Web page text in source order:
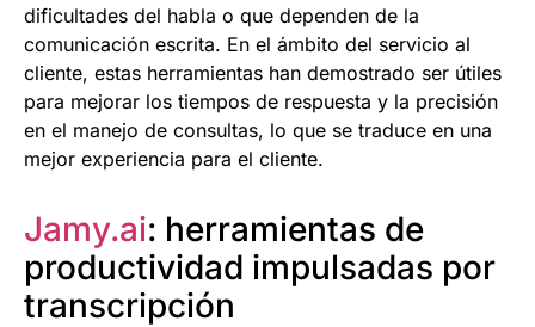
dificultades del habla o que dependen de la
comunicación escrita. En el ámbito del servicio al
cliente, estas herramientas han demostrado ser útiles
para mejorar los tiempos de respuesta y la precisión
en el manejo de consultas, lo que se traduce en una
mejor experiencia para el cliente.
Jamy.ai: herramientas de
productividad impulsadas por
transcripción